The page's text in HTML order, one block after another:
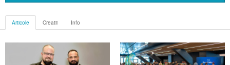
Articole Creatii Info